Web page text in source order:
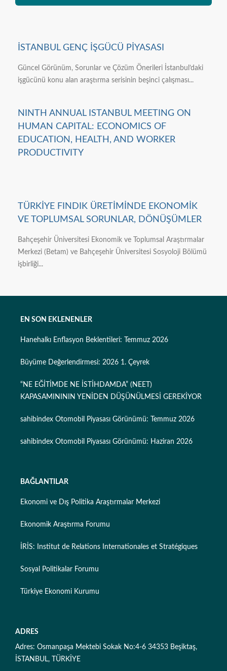
İSTANBUL GENÇ İŞGÜCÜ PİYASASI
Güncel Görünüm, Sorunlar ve Çözüm Önerileri İstanbul’daki
işgücünü konu alan araştırma serisinin beşinci çalışması...
NINTH ANNUAL ISTANBUL MEETING ON
HUMAN CAPITAL: ECONOMICS OF
EDUCATION, HEALTH, AND WORKER
PRODUCTIVITY
TÜRKİYE FINDIK ÜRETİMİNDE EKONOMİK
VE TOPLUMSAL SORUNLAR, DÖNÜŞÜMLER
Bahçeşehir Üniversitesi Ekonomik ve Toplumsal Araştırmalar
Merkezi (Betam) ve Bahçeşehir Üniversitesi Sosyoloji Bölümü
işbirliği...
EN SON EKLENENLER
Hanehalkı Enflasyon Beklentileri: Temmuz 2026
Büyüme Değerlendirmesi: 2026 1. Çeyrek
“NE EĞİTİMDE NE İSTİHDAMDA” (NEET)
KAPASAMINININ YENİDEN DÜŞÜNÜLMESİ GEREKİYOR
sahibindex Otomobil Piyasası Görünümü: Temmuz 2026
sahibindex Otomobil Piyasası Görünümü: Haziran 2026
BAĞLANTILAR
Ekonomi ve Dış Politika Araştırmalar Merkezi
Ekonomik Araştırma Forumu
İRİS: Institut de Relations Internationales et Stratégiques
Sosyal Politikalar Forumu
Türkiye Ekonomi Kurumu
ADRES
Adres: Osmanpaşa Mektebi Sokak No:4-6 34353 Beşiktaş,
İSTANBUL, TÜRKİYE